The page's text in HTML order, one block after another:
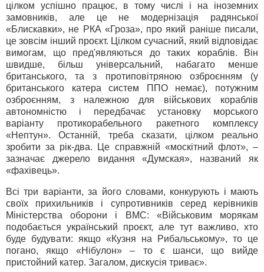
цілком успішно працює, в тому числі і на іноземних
замовників, але це не модернізація радянської
«Блискавки», не РКА «Гроза», про який раніше писали,
це зовсім інший проєкт. Цілком сучасний, який відповідає
вимогам, що пред'являються до таких кораблів. Він
швидше, більш універсальний, набагато менше
британського, та з протиповітряною озброєнням (у
британського катера систем ППО немає), потужним
озброєнням, з належною для військових кораблів
автономністю і передбачає установку морського
варіанту протикорабельного ракетного комплексу
«Нептун». Останній, треба сказати, цілком реально
зробити за рік-два. Це справжній «москітний флот», –
зазначає джерело видання «Думская», названий як
«фахівець».
Всі три варіанти, за його словами, конкурують і мають
своїх прихильників і супротивників серед керівників
Міністерства оборони і ВМС: «Військовим морякам
подобається український проєкт, але тут важливо, хто
буде будувати: якщо «Кузня на Рибальському», то це
погано, якщо «Нібулон» – то є шанси, що вийде
пристойний катер. Загалом, дискусія триває».